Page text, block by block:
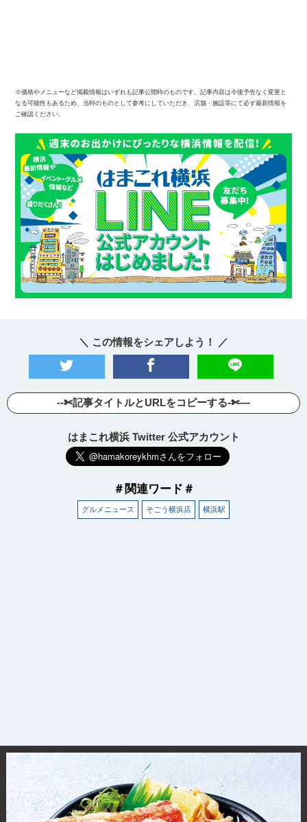
※価格やメニューなど掲載情報はいずれも記事公開時のものです。記事内容は今後予告なく変更と
なる可能性もあるため、当時のものとして参考にしていただき、店舗・施設等にて必ず最新情報を
ご確認ください。
＼ この情報をシェアしよう！ ／
--✄記事タイトルとURLをコピーする-✄—
はまこれ横浜 Twitter 公式アカウント
＃関連ワード＃
グルメニュース そごう横浜店 横浜駅
ブログ記事
サイトについて